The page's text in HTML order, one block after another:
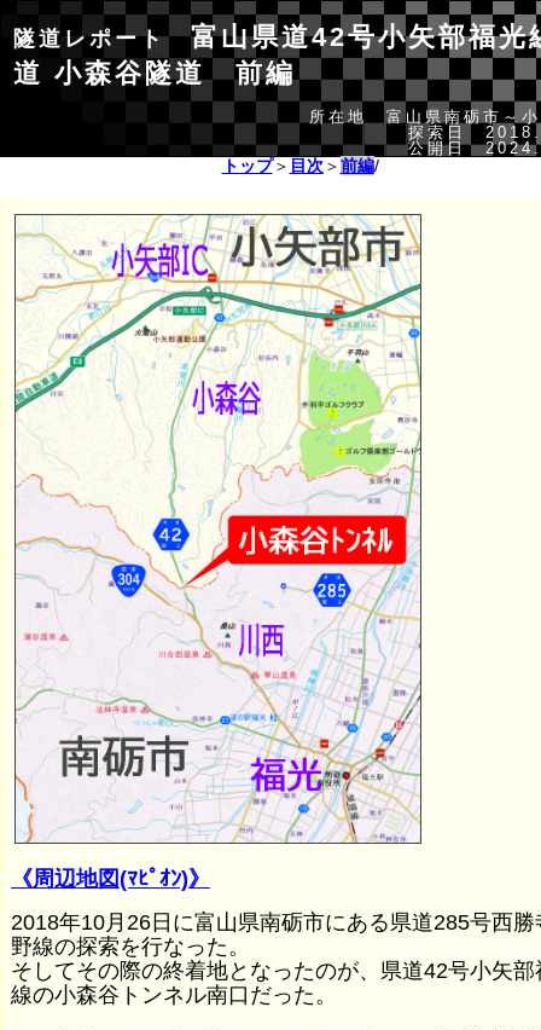
隧道レポート富山県道42号小矢部福光
道 小森谷隧道 前編
所在地 富山県南砺市～
探索日
公開日
トップ＞ 目次 ＞前編/
《周辺地図(ﾏﾋﾟｵﾝ)》
2018年10月26日に富山県南砺市にある県道285号西勝
野線の探索を行なった。
そしてその際の終着地となったのが、県道42号小矢部
線の小森谷トンネル南口だった。